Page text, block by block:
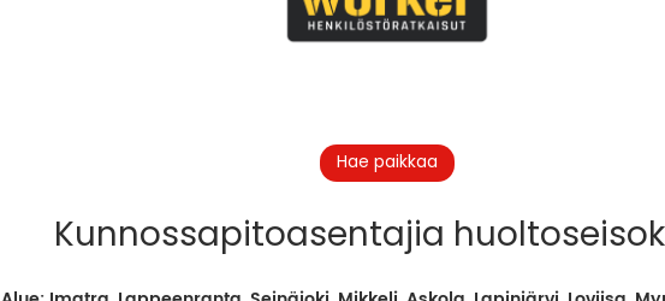
Kunnossapitoasentajia
Hae paikkaa